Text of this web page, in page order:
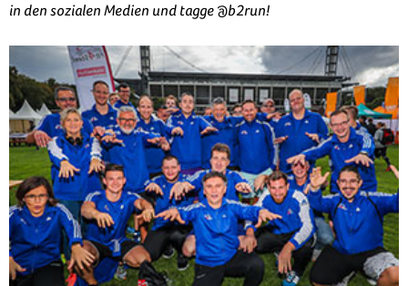
in den sozialen Medien und tagge @b2run!